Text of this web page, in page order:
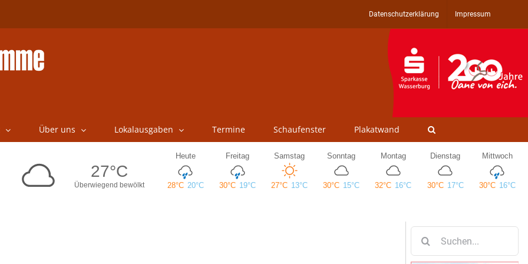
Datenschutzerklärung Impressum
Über uns Lokalausgaben Termine Schaufenster Plakatwand
nach: